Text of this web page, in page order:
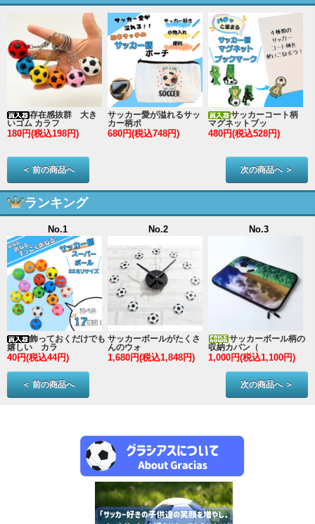
存在感抜群 大き
いゴム カラフ
180円(税込198円)
サッカー愛が溢れるサッ
カー柄ポ
680円(税込748円)
サッカーコート柄
マグネットブッ
480円(税込528円)
＜ 前の商品へ 次の商品へ ＞
ランキング
No.1
飾っておくだけでも
嬉しい カラ
40円(税込44円)
No.2
サッカーボールがたくさ
んのウォ
1,680円(税込1,848円)
No.3
サッカーボール柄の
収納カバン（
1,000円(税込1,100円)
＜ 前の商品へ 次の商品へ ＞